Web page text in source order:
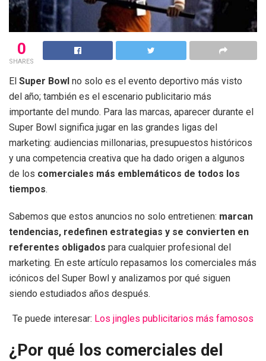
0
SHARES
El Super Bowl no solo es el evento deportivo más visto
del año; también es el escenario publicitario más
importante del mundo. Para las marcas, aparecer durante el
Super Bowl significa jugar en las grandes ligas del
marketing: audiencias millonarias, presupuestos históricos
y una competencia creativa que ha dado origen a algunos
de los comerciales más emblemáticos de todos los
tiempos.
Sabemos que estos anuncios no solo entretienen: marcan
tendencias, redefinen estrategias y se convierten en
referentes obligados para cualquier profesional del
marketing. En este artículo repasamos los comerciales más
icónicos del Super Bowl y analizamos por qué siguen
siendo estudiados años después.
Te puede interesar: Los jingles publicitarios más famosos
¿Por qué los comerciales del